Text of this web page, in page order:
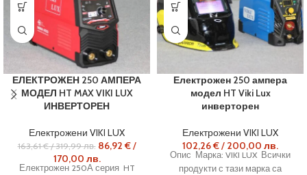
ЕЛЕКТРОЖЕН 250 АМПЕРА
МОДЕЛ HT MAX VIKI LUX
ИНВЕРТОРЕН
Електрожени VIKI LUX
163,61€/319,99лв. 86,92 €/
170,00 лв.
Електрожен 250А серия HT
Електрожен 250 ампера
модел HT Viki Lux
инверторен
Електрожени VIKI LUX
102,26€/ 200,00 лв.
Опис Марка: VIKI LUX Всички
продукти с тази марка са